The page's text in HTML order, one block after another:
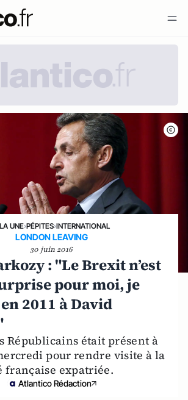
UNE›PÉPITES›INTERNATIONAL
LONDON LEAVING
30 juin 2016
: "Le Brexit n’est
pour moi, je
2011 à David
Républicains était présent à
pour rendre visite à la
française expatriée.
Atlantico Rédaction